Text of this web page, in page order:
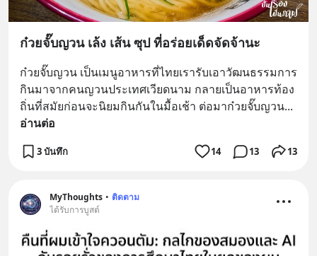
ก๋วยจั๊บญวน เล้ง เส้น ซุป ที่อร่อยเด็ดจัดจ้านะ
ก๋วยจั๊บญวน เป็นเมนูอาหารที่ไทยเรารับเอาวัฒนธรรมการ
กินมาจากคนญวนประเทศเวียดนาม กลายเป็นอาหารท้อง
ถิ่นที่สมัยก่อนจะนิยมกินกันในมื้อเช้า ต่อมาก๋วยจั๊บญวน
อ่านต่อ
3 บันทึก 14 13 13
MyThoughts • ติดตาม
ได้รับการบูสต์